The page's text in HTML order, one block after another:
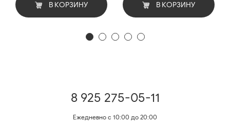
В КОРЗИНУ В КОРЗИНУ
8 925 275-05-11
Ежедневно с 10:00 до 20:00